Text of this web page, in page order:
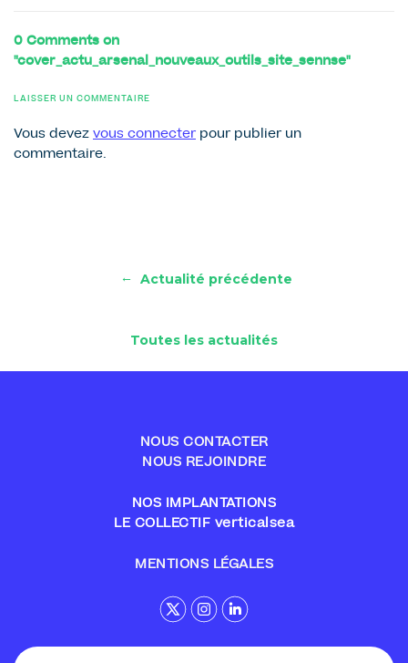
0 Comments on
"cover_actu_arsenal_nouveaux_outils_site_sennse"
LAISSER UN COMMENTAIRE
Vous devez vous connecter pour publier un
commentaire.
← Actualité précédente
Toutes les actualités
NOUS CONTACTER
NOUS REJOINDRE
NOS IMPLANTATIONS
LE COLLECTIF verticalsea
MENTIONS LÉGALES